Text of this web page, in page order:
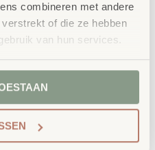
combineren met andere
of die ze hebben
van hun services.
leerruimtes
dat flexibel
meegenomen. De
in iedere
flexibel lesgeven